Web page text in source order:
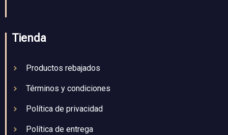
Tienda
Productos rebajados
Términos y condiciones
Política de privacidad
Política de entrega